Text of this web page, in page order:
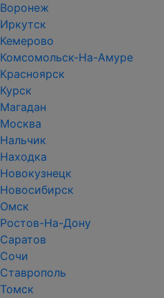
Воронеж
Иркутск
Кемерово
Комсомольск-На-Амуре
Красноярск
Курск
Магадан
Москва
Нальчик
Находка
Новокузнецк
Новосибирск
Омск
Ростов-На-Дону
Саратов
Сочи
Ставрополь
Томск